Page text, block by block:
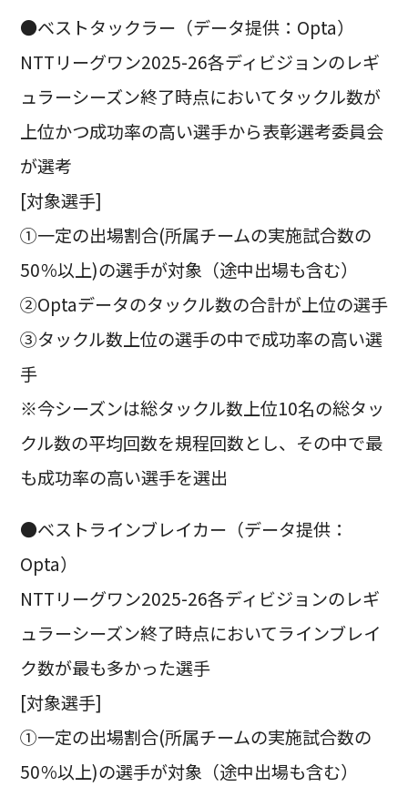
●ベストタックラー（データ提供：Opta）
NTTリーグワン2025-26各ディビジョンのレギ
ュラーシーズン終了時点においてタックル数が
上位かつ成功率の高い選手から表彰選考委員会
が選考
[対象選手]
①一定の出場割合(所属チームの実施試合数の
50％以上)の選手が対象（途中出場も含む）
②Optaデータのタックル数の合計が上位の選手
③タックル数上位の選手の中で成功率の高い選
手
※今シーズンは総タックル数上位10名の総タッ
クル数の平均回数を規程回数とし、その中で最
も成功率の高い選手を選出
●ベストラインブレイカー（データ提供：
Opta）
NTTリーグワン2025-26各ディビジョンのレギ
ュラーシーズン終了時点においてラインブレイ
ク数が最も多かった選手
[対象選手]
➀一定の出場割合(所属チームの実施試合数の
50％以上)の選手が対象（途中出場も含む）